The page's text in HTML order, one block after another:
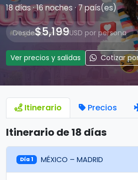
18 días · 16 noches · 7 país(es)
Desde$5,199USD por persona
Ver precios y salidas Cotizar
Itinerario Precios
Itinerario de 18 días
Día 1 MÉXICO – MADRID